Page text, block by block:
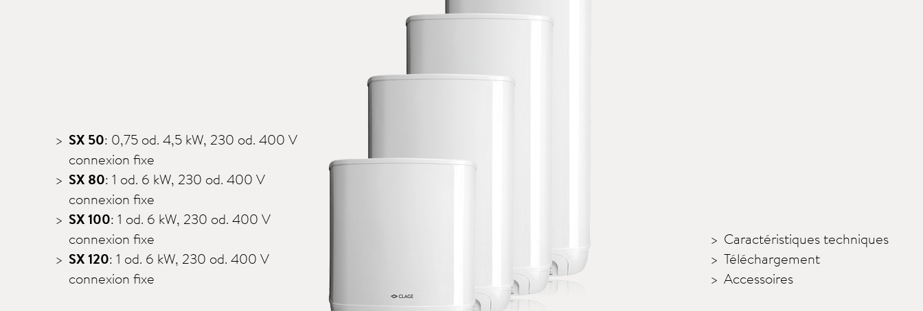
SX 50: 0,75 od. 4,5 kW, 230 od. 400 V
connexion fixe
SX 80: 1 od. 6 kW, 230 od. 400 V
connexion fixe
SX 100: 1 od. 6 kW, 230 od. 400 V
connexion fixe
SX 120: 1 od. 6 kW, 230 od. 400 V
connexion fixe
Caractéristiques techniques
Téléchargement
Accessoires